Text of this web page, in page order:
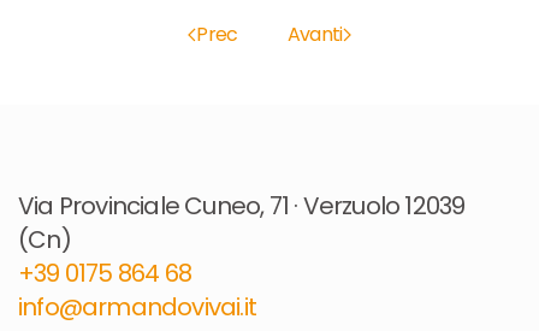
Prec Avanti
Via Provinciale Cuneo, 71 · Verzuolo 12039
(Cn)
+39 0175 864 68​
info@armandovivai.it